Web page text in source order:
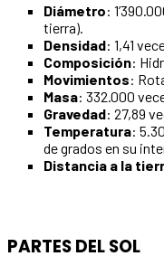
Diámetro:
tierra).
Densidad: 1,41
Composición:
Movimientos:
Masa: 332.000
Gravedad: 27,89
Temperatura:
de grados en su
Distancia a la
PARTES DEL SOL